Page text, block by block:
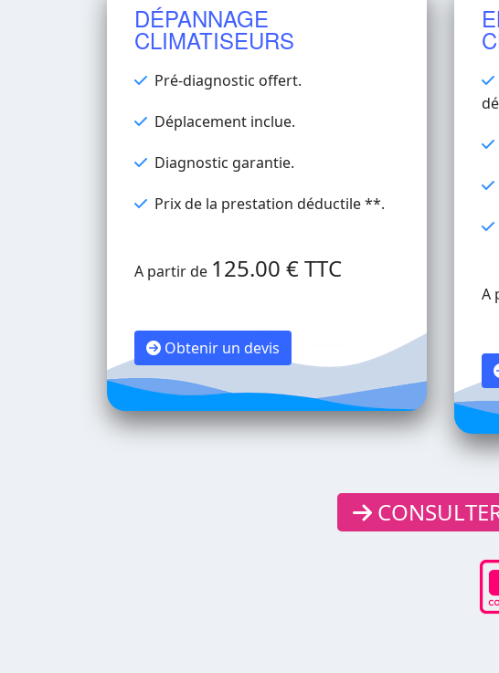
DÉPANNAGE
CLIMATISEURS
Pré-diagnostic offert.
Déplacement inclue.
Diagnostic garantie.
Prix de la prestation déductile **.
A partir de 125.00 € TTC
Obtenir un devis
A